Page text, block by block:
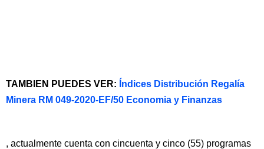
TAMBIEN PUEDES VER: Índices Distribución Regalía
Minera RM 049-2020-EF/50 Economia y Finanzas
, actualmente cuenta con cincuenta y cinco (55) programas